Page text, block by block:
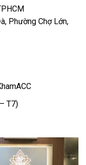
Phường Chợ Lớn,
T7)